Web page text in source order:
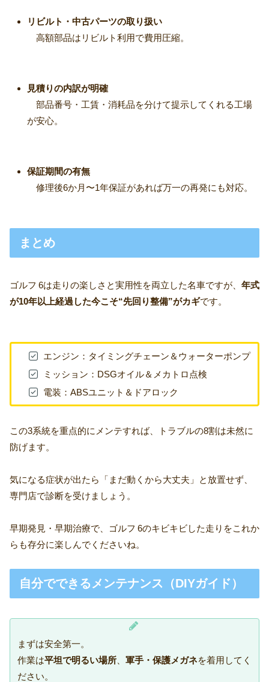
リビルト・中古パーツの取り扱い
高額部品はリビルト利用で費用圧縮。
見積りの内訳が明確
部品番号・工賃・消耗品を分けて提示してくれる工場
が安心。
保証期間の有無
修理後6か月〜1年保証があれば万一の再発にも対応。
まとめ
ゴルフ 6は走りの楽しさと実用性を両立した名車ですが、 年式
が10年以上経過した今こそ“先回り整備”がカギです。
エンジン：タイミングチェーン＆ウォーターポンプ
ミッション：DSGオイル＆メカトロ点検
電装：ABSユニット＆ドアロック
この3系統を重点的にメンテすれば、トラブルの8割は未然に
防げます。
気になる症状が出たら「まだ動くから大丈夫」と放置せず、
専門店で診断を受けましょう。
早期発見・早期治療で、ゴルフ 6のキビキビした走りをこれか
らも存分に楽しんでくださいね。
自分でできるメンテナンス（DIYガイド）
まずは安全第一。
作業は平坦で明るい場所 軍手・保護メガネを着用してく
ださい。